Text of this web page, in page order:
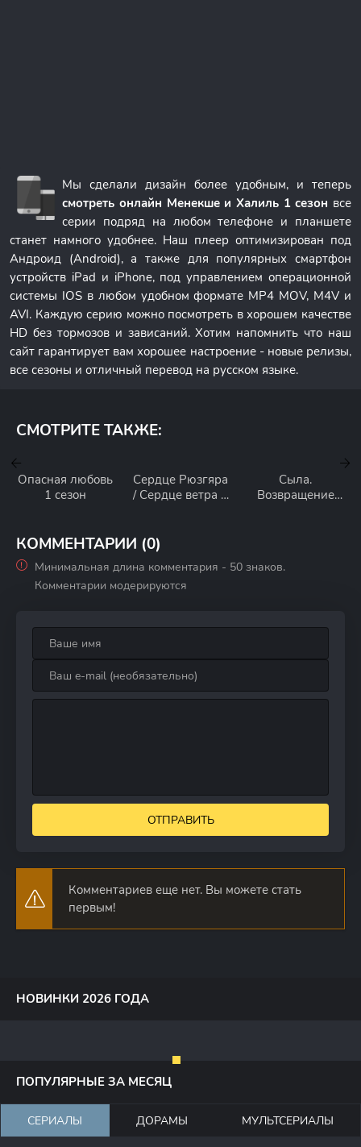
Мы сделали дизайн более удобным, и теперь
смотреть онлайн Менекше и Халиль 1 сезон все
серии подряд на любом телефоне и планшете
станет намного удобнее. Наш плеер оптимизирован под
Андроид (Android), а также для популярных смартфон
устройств iPad и iPhone, под управлением операционной
системы IOS в любом удобном формате MP4 MOV, M4V и
AVI. Каждую серию можно посмотреть в хорошем качестве
HD без тормозов и зависаний. Хотим напомнить что наш
сайт гарантирует вам хорошее настроение - новые релизы,
все сезоны и отличный перевод на русском языке.
СМОТРИТЕ ТАКЖЕ:
Опасная любовь
1 сезон
Сердце Рюзгяра
/ Сердце ветра 1
Сыла.
Возвращение
КОММЕНТАРИИ (0)
Минимальная длина комментария - 50 знаков.
Комментарии модерируются
ОТПРАВИТЬ
Комментариев еще нет. Вы можете стать
первым!
НОВИНКИ 2026 ГОДА
ПОПУЛЯРНЫЕ ЗА МЕСЯЦ
СЕРИАЛЫ ДОРАМЫ МУЛЬТСЕРИАЛЫ